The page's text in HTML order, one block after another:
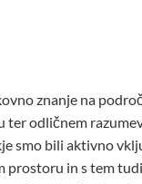
svoje
in izvrstnem
EU e-